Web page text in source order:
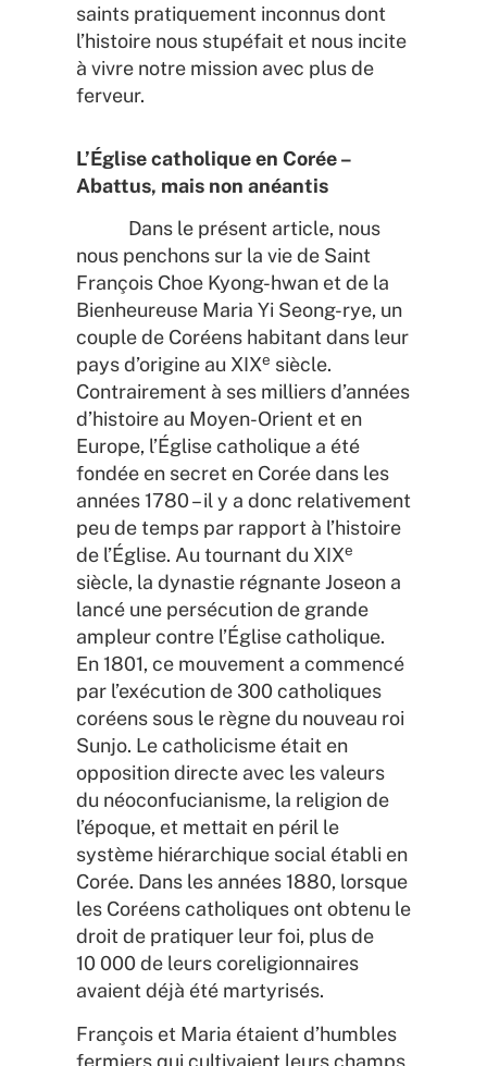
saints pratiquement inconnus dont
l’histoire nous stupéfait et nous incite
à vivre notre mission avec plus de
ferveur.
L’Église catholique en Corée –
Abattus, mais non anéantis
Dans le présent article, nous
nous penchons sur la vie de Saint
François Choe Kyong-hwan et de la
Bienheureuse Maria Yi Seong-rye, un
couple de Coréens habitant dans leur
pays d’origine au XIXe siècle.
Contrairement à ses milliers d’années
d’histoire au Moyen-Orient et en
Europe, l’Église catholique a été
fondée en secret en Corée dans les
années 1780 – il y a donc relativement
peu de temps par rapport à l’histoire
de l’Église. Au tournant du XIXe
siècle, la dynastie régnante Joseon a
lancé une persécution de grande
ampleur contre l’Église catholique.
En 1801, ce mouvement a commencé
par l’exécution de 300 catholiques
coréens sous le règne du nouveau roi
Sunjo. Le catholicisme était en
opposition directe avec les valeurs
du néoconfucianisme, la religion de
l’époque, et mettait en péril le
système hiérarchique social établi en
Corée. Dans les années 1880, lorsque
les Coréens catholiques ont obtenu le
droit de pratiquer leur foi, plus de
10 000 de leurs coreligionnaires
avaient déjà été martyrisés.
François et Maria étaient d’humbles
fermiers qui cultivaient leurs champs